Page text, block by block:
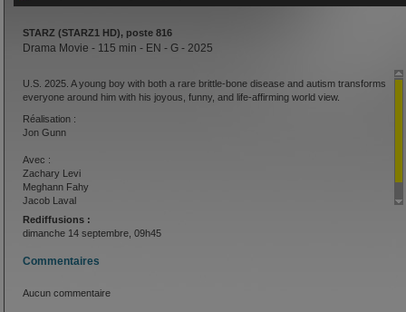
STARZ (STARZ1 HD), poste 816
Drama Movie - 115 min - EN - G - 2025
U.S. 2025. A young boy with both a rare brittle-bone disease and autism transforms
everyone around him with his joyous, funny, and life-affirming world view.
Réalisation :
Jon Gunn
Avec :
Zachary Levi
Meghann Fahy
Jacob Laval
Rediffusions :
dimanche 14 septembre, 09h45
Commentaires
Aucun commentaire